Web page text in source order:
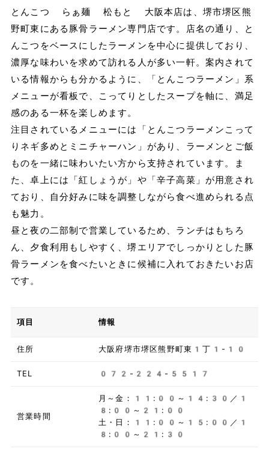
とんこつ らぁ麺 松もと 大阪本店は、堺市堺区熊
野町東にある豚骨ラーメン専門店です。店名の通り、と
んこつをベースにしたラーメンを中心に提供しており、
濃厚な味わいを求めて訪れる人が多い一軒。案内されて
いる情報からも分かるように、「とんこつラーメン」系
メニューが看板で、こってりとしたスープを軸に、満足
感のある一杯を楽しめます。
注目されているメニューには「とんこつラーメンこって
りネギ多めとミニチャーハン」があり、ラーメンとご飯
ものを一緒に味わいたい方から支持されています。ま
た、卓上には「紅しょうが」や「辛子高菜」が用意され
ており、自分好みに味を調整しながら食べ進められる点
も魅力。
昼と夜の二部制で営業しているため、ランチはもちろ
ん、夕食利用もしやすく、堺エリアでしっかりとした豚
骨ラーメンを食べたいときに候補に入れておきたいお店
です。
項目 情報
住所 大阪府堺市堺区熊野町東1丁1-10
TEL 072-224-5517
営業時間
月～金：11:00～14:30／1
8:00～21:00
土・日：11:00～15:00／1
8:00～21:30